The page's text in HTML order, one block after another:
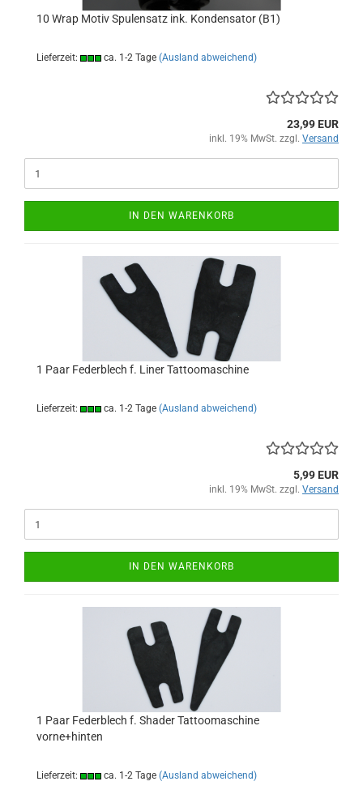
10 Wrap Motiv Spulensatz ink. Kondensator (B1)
Lieferzeit: ca. 1-2 Tage (Ausland abweichend)
23,99 EUR
inkl. 19% MwSt. zzgl. Versand
IN DEN WARENKORB
1 Paar Federblech f. Liner Tattoomaschine
Lieferzeit: ca. 1-2 Tage (Ausland abweichend)
5,99 EUR
inkl. 19% MwSt. zzgl. Versand
IN DEN WARENKORB
1 Paar Federblech f. Shader Tattoomaschine
vorne+hinten
Lieferzeit: ca. 1-2 Tage (Ausland abweichend)